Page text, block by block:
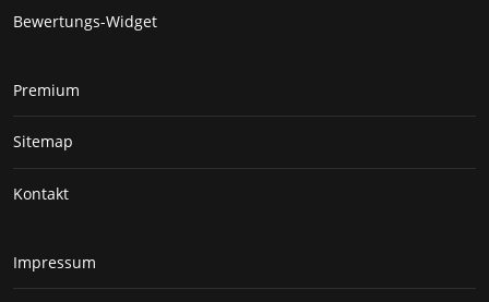
Bewertungs-Widget
Premium
Sitemap
Kontakt
Impressum